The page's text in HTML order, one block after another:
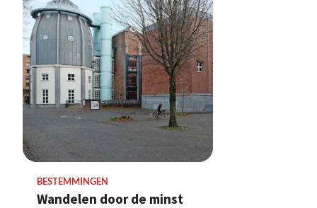
BESTEMMINGEN
Wandelen door de minst